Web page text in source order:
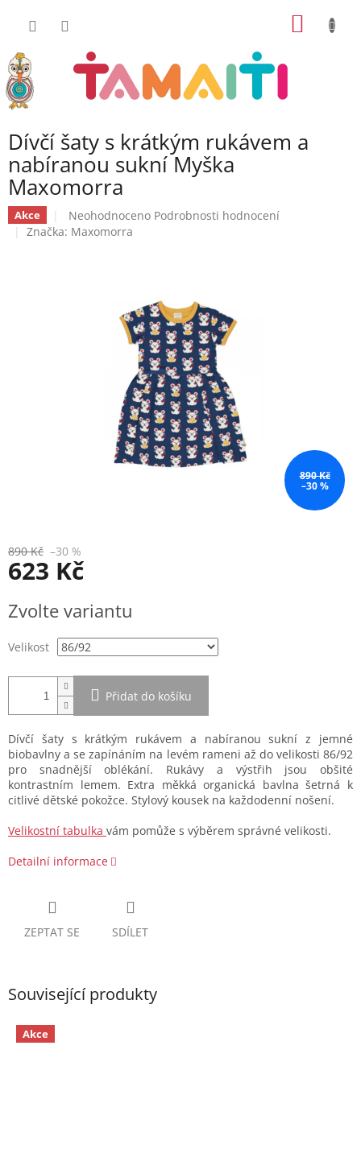
Dívčí šaty s krátkým rukávem a
nabíranou sukní Myška
Maxomorra
Akce
Průměrné
hodnocení
hvězdiček.
Neohodnoceno Podrobnosti hodnocení
Značka: Maxomorra
890 Kč
–30 %
890 Kč –30 %
623 Kč
cena:
Zvolte variantu
Velikost
Přidat do košíku
Dívčí šaty s krátkým rukávem a nabíranou sukní z jemné
biobavlny a se zapínáním na levém rameni až do velikosti 86/92
pro snadnější oblékání. Rukávy a výstřih jsou obšité
kontrastním lemem. Extra měkká organická bavlna šetrná k
citlivé dětské pokožce. Stylový kousek na každodenní nošení.
Velikostní tabulka vám pomůže s výběrem správné velikosti.
Detailní informace
ZEPTAT SE SDÍLET
Související produkty
Akce